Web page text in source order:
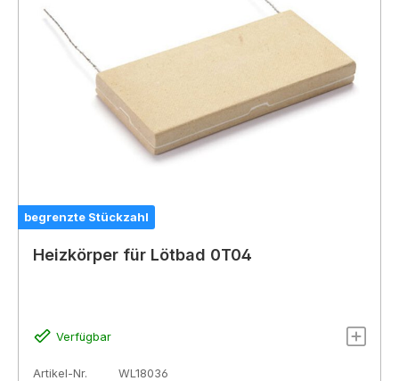
begrenzte Stückzahl
Heizkörper für Lötbad 0T04
Verfügbar
Artikel-Nr.
WL18036